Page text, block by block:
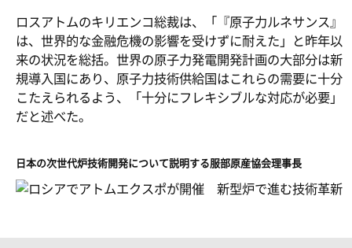
ロスアトムのキリエンコ総裁は、「『原子力ルネサンス』
は、世界的な金融危機の影響を受けずに耐えた」と昨年以
来の状況を総括。世界の原子力発電開発計画の大部分は新
規導入国にあり、原子力技術供給国はこれらの需要に十分
こたえられるよう、「十分にフレキシブルな対応が必要」
だと述べた。
日本の次世代炉技術開発について説明する服部原産協会理事長